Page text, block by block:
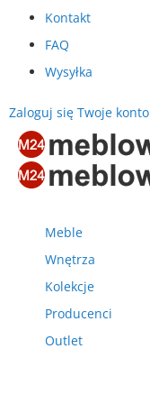
Kontakt
FAQ
Wysyłka
Zaloguj się Twoje konto
Meble
Wnętrza
Kolekcje
Producenci
Outlet